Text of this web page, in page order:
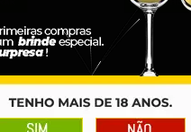
Barris & Dornas